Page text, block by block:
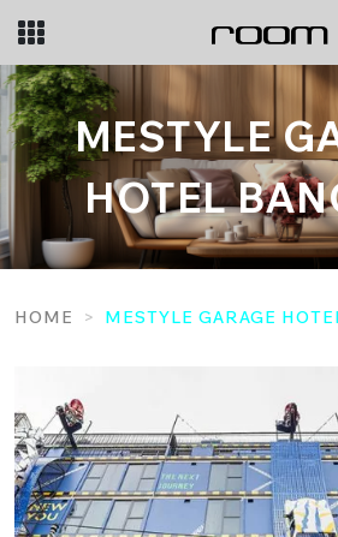
Skip
content
MESTYLE
HOTEL
HOME MESTYLE GARAGE